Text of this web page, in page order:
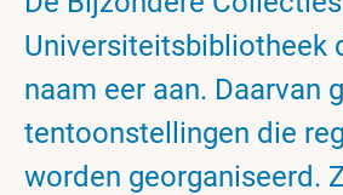
Universiteitsbibliotheek
naam eer aan. Daarvan
tentoonstellingen die
worden georganiseerd.